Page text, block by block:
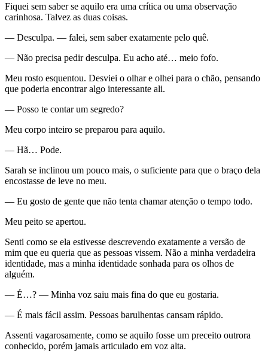
Fiquei sem saber se aquilo era uma crítica ou uma observação
carinhosa. Talvez as duas coisas.
— Desculpa. — falei, sem saber exatamente pelo quê.
— Não precisa pedir desculpa. Eu acho até… meio fofo.
Meu rosto esquentou. Desviei o olhar e olhei para o chão, pensando
que poderia encontrar algo interessante ali.
— Posso te contar um segredo?
Meu corpo inteiro se preparou para aquilo.
— Hã… Pode.
Sarah se inclinou um pouco mais, o suficiente para que o braço dela
encostasse de leve no meu.
— Eu gosto de gente que não tenta chamar atenção o tempo todo.
Meu peito se apertou.
Senti como se ela estivesse descrevendo exatamente a versão de
mim que eu queria que as pessoas vissem. Não a minha verdadeira
identidade, mas a minha identidade sonhada para os olhos de
alguém.
— É…? — Minha voz saiu mais fina do que eu gostaria.
— É mais fácil assim. Pessoas barulhentas cansam rápido.
Assenti vagarosamente, como se aquilo fosse um preceito outrora
conhecido, porém jamais articulado em voz alta.